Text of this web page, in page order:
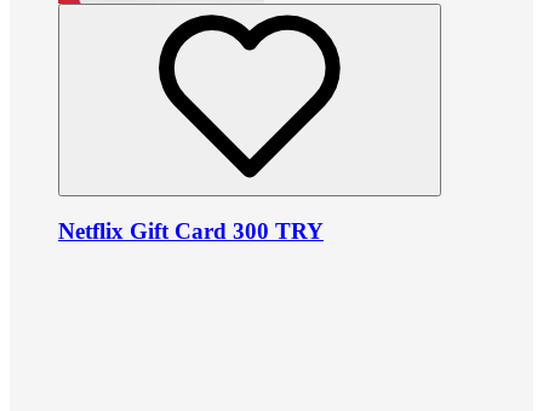
Netflix Gift Card 300 TRY